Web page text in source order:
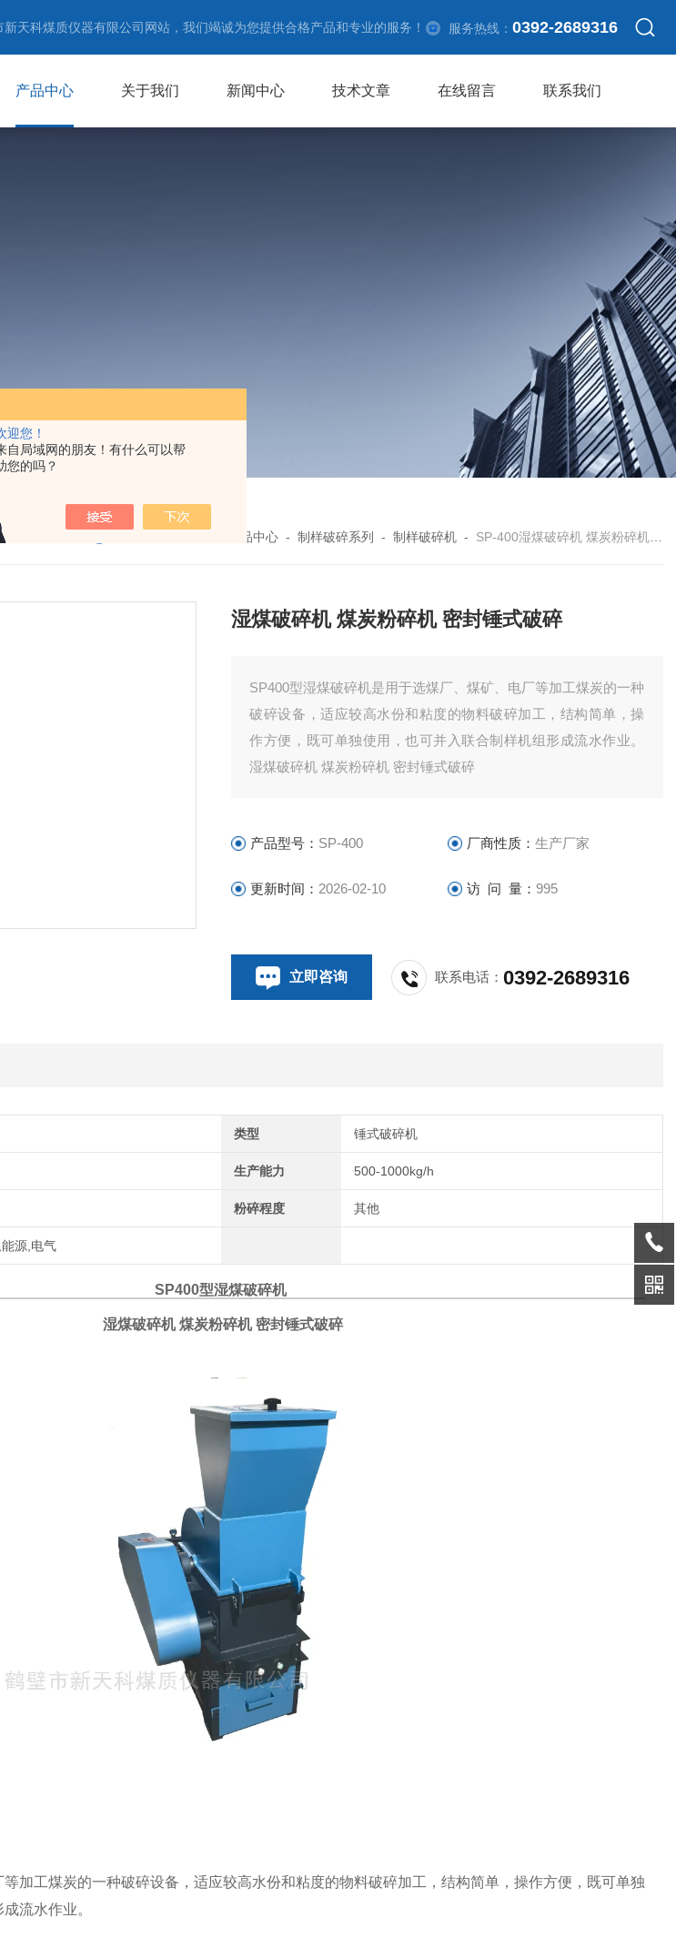
迎您！
自局域网的朋友！有什么可以帮
您的吗？
新天科煤质仪器有限公司网站，我们竭诚为您提供合格产品和专业的服务！ 服务热线： 0392-2689316
产品中心 关于我们 新闻中心 技术文章 在线留言 联系我们
产品中心 -制样破碎系列 -制样破碎机 - SP-400湿煤破碎机 煤炭粉碎机 密封锤式破碎
湿煤破碎机 煤炭粉碎机 密封锤式破碎
SP400型湿煤破碎机是用于选煤厂、煤矿、电厂等加工煤炭的一种
破碎设备，适应较高水份和粘度的物料破碎加工，结构简单，操
作方便，既可单独使用，也可并入联合制样机组形成流水作业。
湿煤破碎机 煤炭粉碎机 密封锤式破碎
产品型号： SP-400 厂商性质： 生产厂家
更新时间： 2026-02-10 访 问 量： 995
立即咨询 联系电话：0392-2689316
类型 锤式破碎机
生产能力 500-1000kg/h
粉碎程度 其他
源,电气
SP400型湿煤破碎机
湿煤破碎机 煤炭粉碎机 密封锤式破碎
加工煤炭的一种破碎设备，适应较高水份和粘度的物料破碎加工，结构简单，操作方便，既可单独
流水作业。